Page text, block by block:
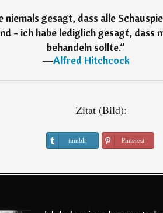
niemals gesagt, dass alle
- ich habe lediglich gesagt, dass
behandeln sollte.“
―Alfred Hitchcock
Zitat (Bild):
tumblr Pinterest